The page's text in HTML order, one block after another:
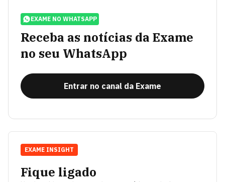
EXAME NO WHATSAPP
Receba as notícias da Exame
no seu WhatsApp
Entrar no canal da Exame
Fique ligado
EXAME INSIGHT